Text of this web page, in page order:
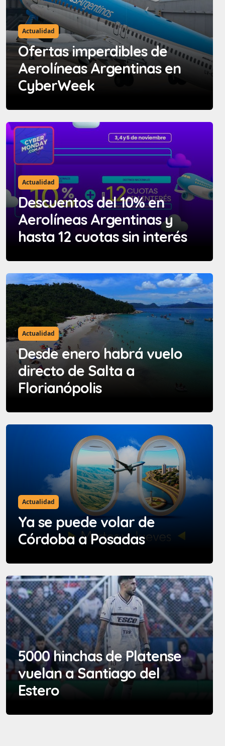
Actualidad
Ofertas imperdibles de
Aerolíneas Argentinas en
CyberWeek
Actualidad
Descuentos del 10% en
Aerolíneas Argentinas y
hasta 12 cuotas sin interés
Actualidad
Desde enero habrá vuelo
directo de Salta a
Florianópolis
Actualidad
Ya se puede volar de
Córdoba a Posadas
5000 hinchas de Platense
vuelan a Santiago del
Estero